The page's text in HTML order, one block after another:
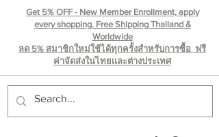
Get 5% OFF - New Member Enrollment, apply
every shopping. Free Shipping Thailand &
Worldwide
ลด 5% สมาชิกใหม่ใช้ได้ทุกครั้งสำหรับการซื้อ ฟรี
ค่าจัดส่งในไทยเเละต่างประเทศ